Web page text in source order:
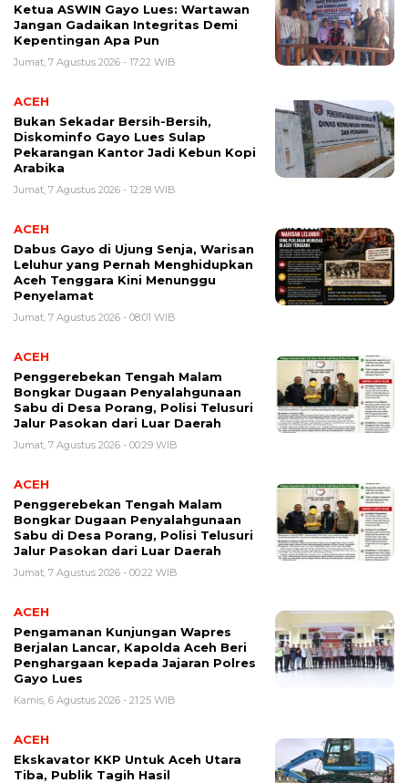
Ketua ASWIN Gayo Lues: Wartawan
Jangan Gadaikan Integritas Demi
Kepentingan Apa Pun
Jumat, 7 Agustus 2026 - 17:22 WIB
ACEH
Bukan Sekadar Bersih-Bersih,
Diskominfo Gayo Lues Sulap
Pekarangan Kantor Jadi Kebun Kopi
Arabika
Jumat, 7 Agustus 2026 - 12:28 WIB
ACEH
Dabus Gayo di Ujung Senja, Warisan
Leluhur yang Pernah Menghidupkan
Aceh Tenggara Kini Menunggu
Penyelamat
Jumat, 7 Agustus 2026 - 08:01 WIB
ACEH
Penggerebekan Tengah Malam
Bongkar Dugaan Penyalahgunaan
Sabu di Desa Porang, Polisi Telusuri
Jalur Pasokan dari Luar Daerah
Jumat, 7 Agustus 2026 - 00:29 WIB
ACEH
Penggerebekan Tengah Malam
Bongkar Dugaan Penyalahgunaan
Sabu di Desa Porang, Polisi Telusuri
Jalur Pasokan dari Luar Daerah
Jumat, 7 Agustus 2026 - 00:22 WIB
ACEH
Pengamanan Kunjungan Wapres
Berjalan Lancar, Kapolda Aceh Beri
Penghargaan kepada Jajaran Polres
Gayo Lues
Kamis, 6 Agustus 2026 - 21:25 WIB
ACEH
Ekskavator KKP Untuk Aceh Utara
Tiba, Publik Tagih Hasil